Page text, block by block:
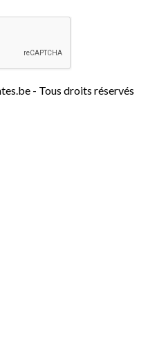
- Tous droits réservés